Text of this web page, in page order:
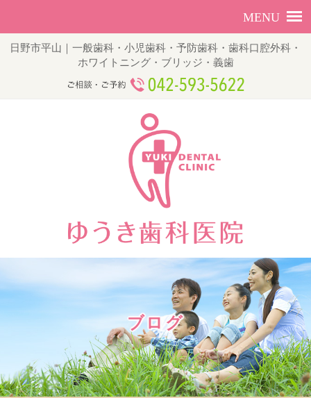
日野市平山｜一般歯科・小児歯科・予防歯科・歯科口腔外科・
ホワイトニング・ブリッジ・義歯
ブログ